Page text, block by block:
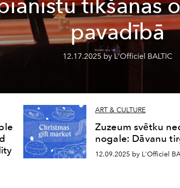
tikšanās
pavadībā
12.17.2025 by L'Officiel BALTIC
ART & CULTURE
Zuzeum svētku
nogale: Dāvanu
12.09.2025 by L'Officiel